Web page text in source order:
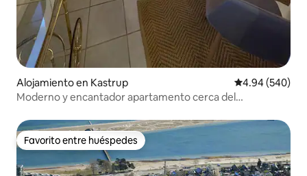
Alojamiento en Kastrup Calificación
4.94 (540)
Moderno y encantador apartamento cerca del
Favorito entre huéspedes
Favorito entre huéspedes